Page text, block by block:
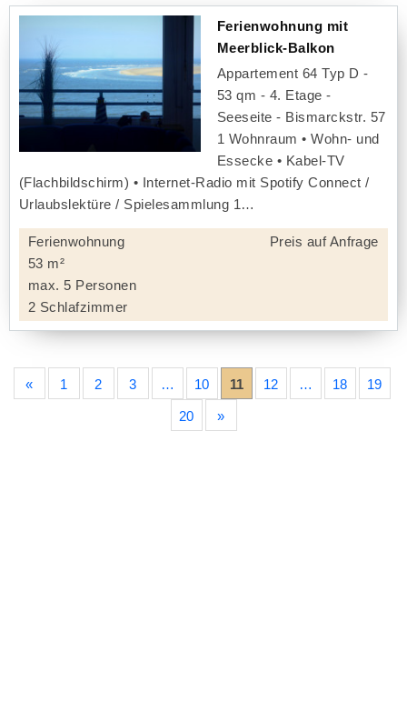
Ferienwohnung mit
Meerblick-Balkon
Appartement 64 Typ D -
53 qm - 4. Etage -
Seeseite - Bismarckstr. 57
1 Wohnraum • Wohn- und
Essecke • Kabel-TV
(Flachbildschirm) • Internet-Radio mit Spotify Connect /
Urlaubslektüre / Spielesammlung 1
Ferienwohnung
53 m²
max. 5 Personen
2 Schlafzimmer
Preis auf Anfrage
« 1 2 3 … 10 11 12 … 18 19
20 »